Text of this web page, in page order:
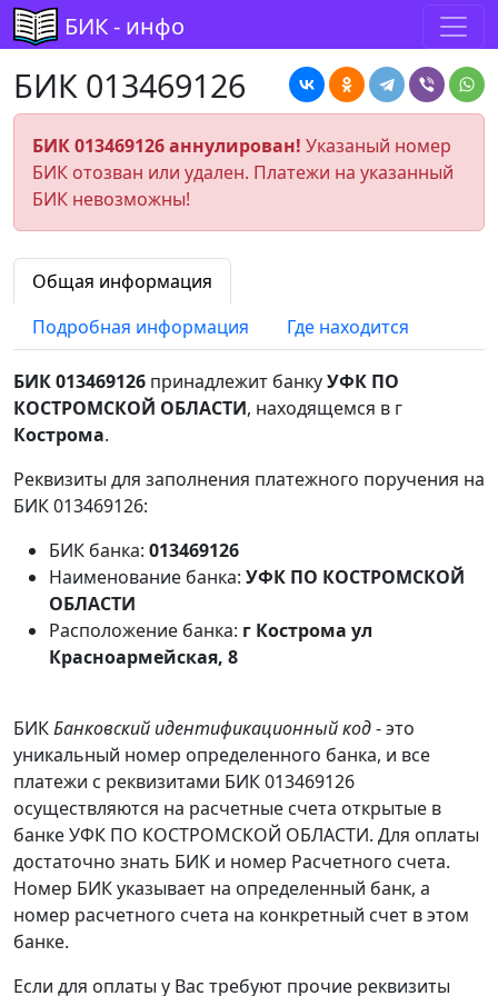
БИК - инфо
БИК 013469126
БИК 013469126 аннулирован! Указаный номер
БИК отозван или удален. Платежи на указанный
БИК невозможны!
Общая информация
Подробная информация
Где находится
БИК 013469126 принадлежит банкуУФК ПО
КОСТРОМСКОЙ ОБЛАСТИ, находящемся в г
Кострома.
Реквизиты для заполнения платежного поручения на
БИК 013469126:
БИК банка: 013469126
Наименование банка: УФК ПО КОСТРОМСКОЙ
ОБЛАСТИ
Расположение банка: г Кострома ул
Красноармейская, 8
БИКБанковский идентификационный код- это
уникальный номер определенного банка, и все
платежи с реквизитами БИК 013469126
осуществляются на расчетные счета открытые в
банке УФК ПО КОСТРОМСКОЙ ОБЛАСТИ. Для оплаты
достаточно знать БИК и номер Расчетного счета.
Номер БИК указывает на определенный банк, а
номер расчетного счета на конкретный счет в этом
банке.
Если для оплаты у Вас требуют прочие реквизиты